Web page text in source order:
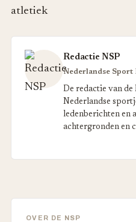
atletiek
Redactie NSP
Nederlandse Sport
De redactie van de
Nederlandse
ledenberichten en
achtergronden en
OVER DE NSP